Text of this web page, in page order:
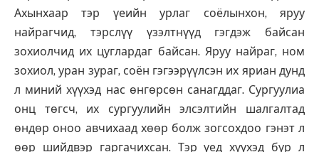
Ахынхаар тэр үеийн урлаг соёлынхон, яруу
найрагчид, тэрслүү үзэлтнүүд гэгдэж байсан
зохиолчид их цуглардаг байсан. Яруу найраг, ном
зохиол, уран зураг, соён гэгээрүүлсэн их яриан дунд
л миний хүүхэд нас өнгөрсөн санагддаг. Сургуулиа
онц төгсч, их сургуулийн элсэлтийн шалгалтад
өндөр оноо авчихаад хөөр болж зогсохдоо гэнэт л
өөр шийдвэр гаргачихсан. Тэр үед хүүхэд бүр л